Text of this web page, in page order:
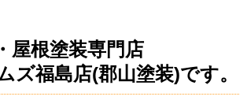
屋根塗装専門店
ズ福島店(郡山塗装)です。